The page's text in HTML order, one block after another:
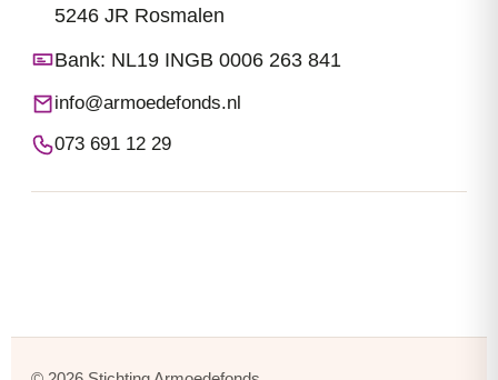
5246 JR Rosmalen
Bank: NL19 INGB 0006 263 841
info@armoedefonds.nl
073 691 12 29